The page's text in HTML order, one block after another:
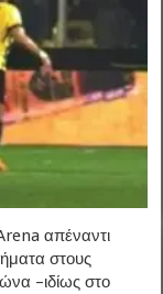
απέναντι
στους
–ιδίως στο